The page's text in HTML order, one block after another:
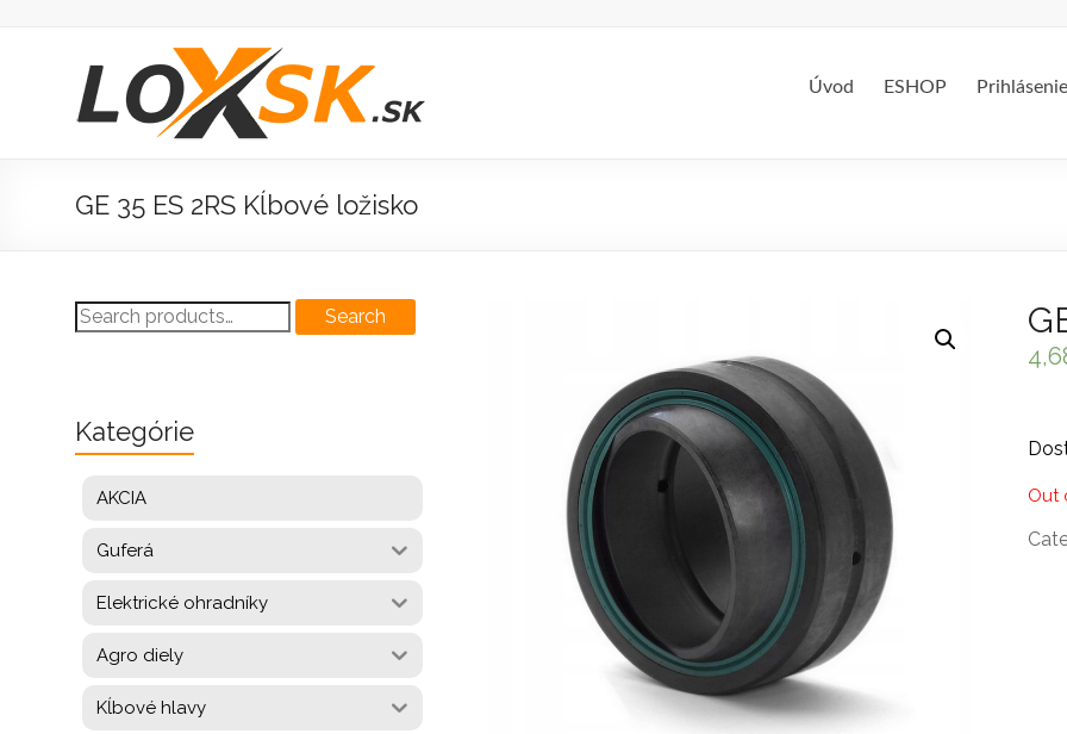
Loxsk
predaj
Úvod ESHOP
GE 35 ES 2RS Kĺbové ložisko
Out
Search
for:
Search
Kategórie
AKCIA
Guferá
Elektrické ohradníky
Agro diely
Kĺbové hlavy